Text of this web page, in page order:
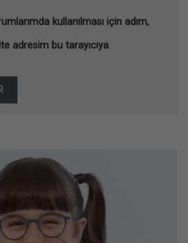
kullanılması için adım,
adresim bu tarayıcıya